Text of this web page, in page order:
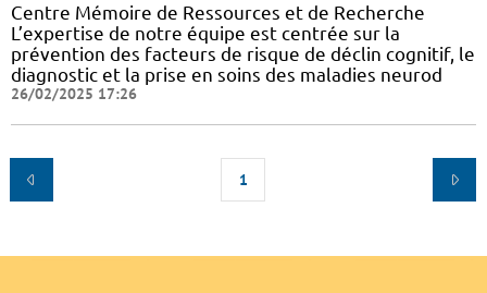
Centre Mémoire de Ressources et de Recherche
L’expertise de notre équipe est centrée sur la
prévention des facteurs de risque de déclin cognitif, le
diagnostic et la prise en soins des maladies neurod
26/02/2025 17:26
1